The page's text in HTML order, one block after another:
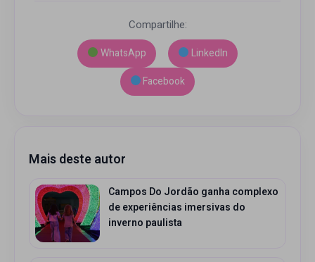
Compartilhe:
WhatsApp
LinkedIn
Facebook
Mais deste autor
Campos Do Jordão ganha complexo
de experiências imersivas do
inverno paulista